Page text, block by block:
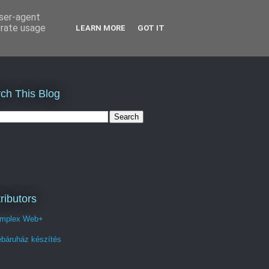
This Blog
Web+
készítés
agent
usage
LEARN MORE GOT IT